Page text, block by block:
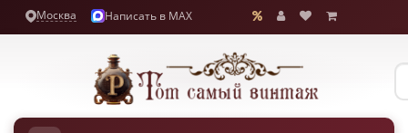
Москва Написать в MAX